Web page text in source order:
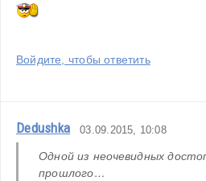
Войдите, чтобы ответить
Dedushka 03.09.2015, 10:08
Одной из неочевидных
прошлого…